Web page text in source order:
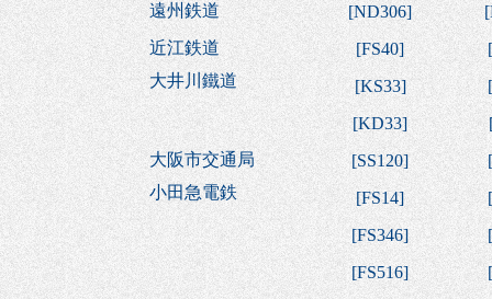
遠州鉄道
[ND306] [
近江鉄道
[FS40]
[
大井川鐵道
[KS33]
[
[KD33]
大阪市交通局
[SS120]
[
小田急電鉄
[FS14]
[
[FS346]
[
[FS516]
[